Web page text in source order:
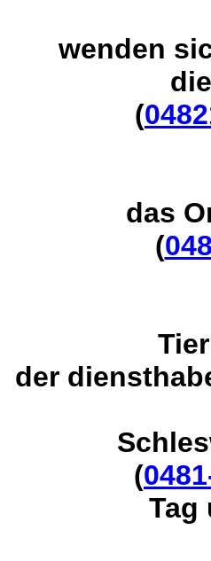
wenden
(
das
(
der
(
Tag